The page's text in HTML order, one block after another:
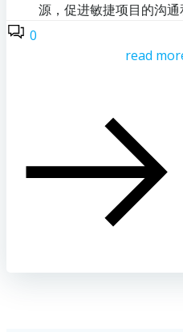
源，促进敏捷项目的沟通
0
read